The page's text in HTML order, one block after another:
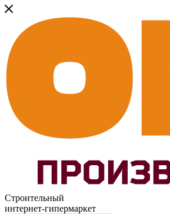
Строительный
интернет-гипермаркет